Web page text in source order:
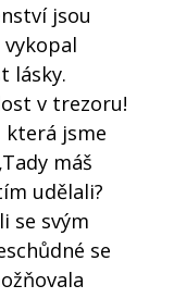
jsou
lásky.
v trezoru!
která jsme
máš
udělali?
se svým
se